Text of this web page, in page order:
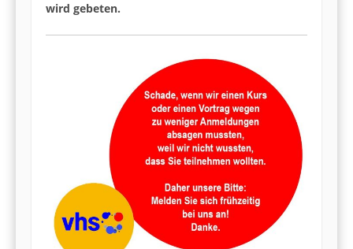
wird gebeten.